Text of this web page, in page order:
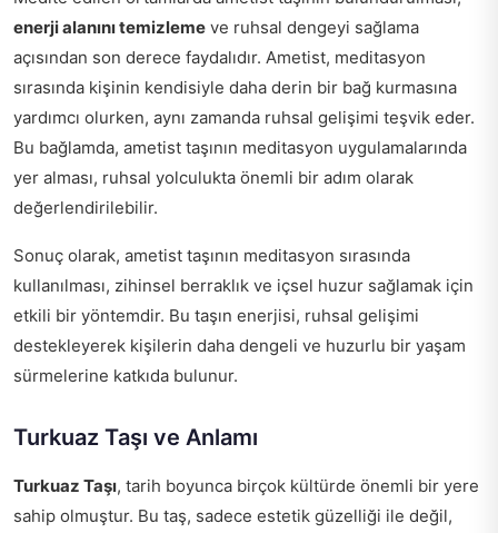
enerji alanını temizleme ve ruhsal dengeyi sağlama
açısından son derece faydalıdır. Ametist, meditasyon
sırasında kişinin kendisiyle daha derin bir bağ kurmasına
yardımcı olurken, aynı zamanda ruhsal gelişimi teşvik eder.
Bu bağlamda, ametist taşının meditasyon uygulamalarında
yer alması, ruhsal yolculukta önemli bir adım olarak
değerlendirilebilir.
Sonuç olarak, ametist taşının meditasyon sırasında
kullanılması, zihinsel berraklık ve içsel huzur sağlamak için
etkili bir yöntemdir. Bu taşın enerjisi, ruhsal gelişimi
destekleyerek kişilerin daha dengeli ve huzurlu bir yaşam
sürmelerine katkıda bulunur.
Turkuaz Taşı ve Anlamı
Turkuaz Taşı, tarih boyunca birçok kültürde önemli bir yere
sahip olmuştur. Bu taş, sadece estetik güzelliği ile değil,